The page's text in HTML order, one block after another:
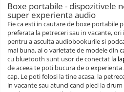
Boxe portabile - dispozitivele
super experienta audio
Fie ca esti in cautare de boxe portabile
preferata la petreceri sau in vacante,
pentru a asculta audiobookurile si
mai buna, ai o varietate de modele din
cu bluetooth sunt usor de conectat la
de aceea te poti bucura de o
cap. Le poti folosi la tine acasa, la
in vacante sau atunci cand pleci la